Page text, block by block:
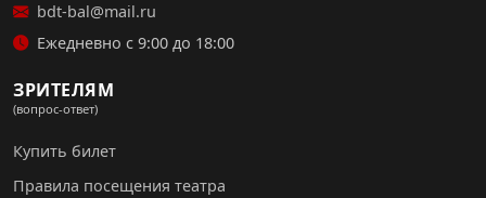
bdt-bal@mail.ru
Ежедневно с 9:00 до 18:00
ЗРИТЕЛЯМ
(вопрос-ответ)
Купить билет
Правила посещения театра